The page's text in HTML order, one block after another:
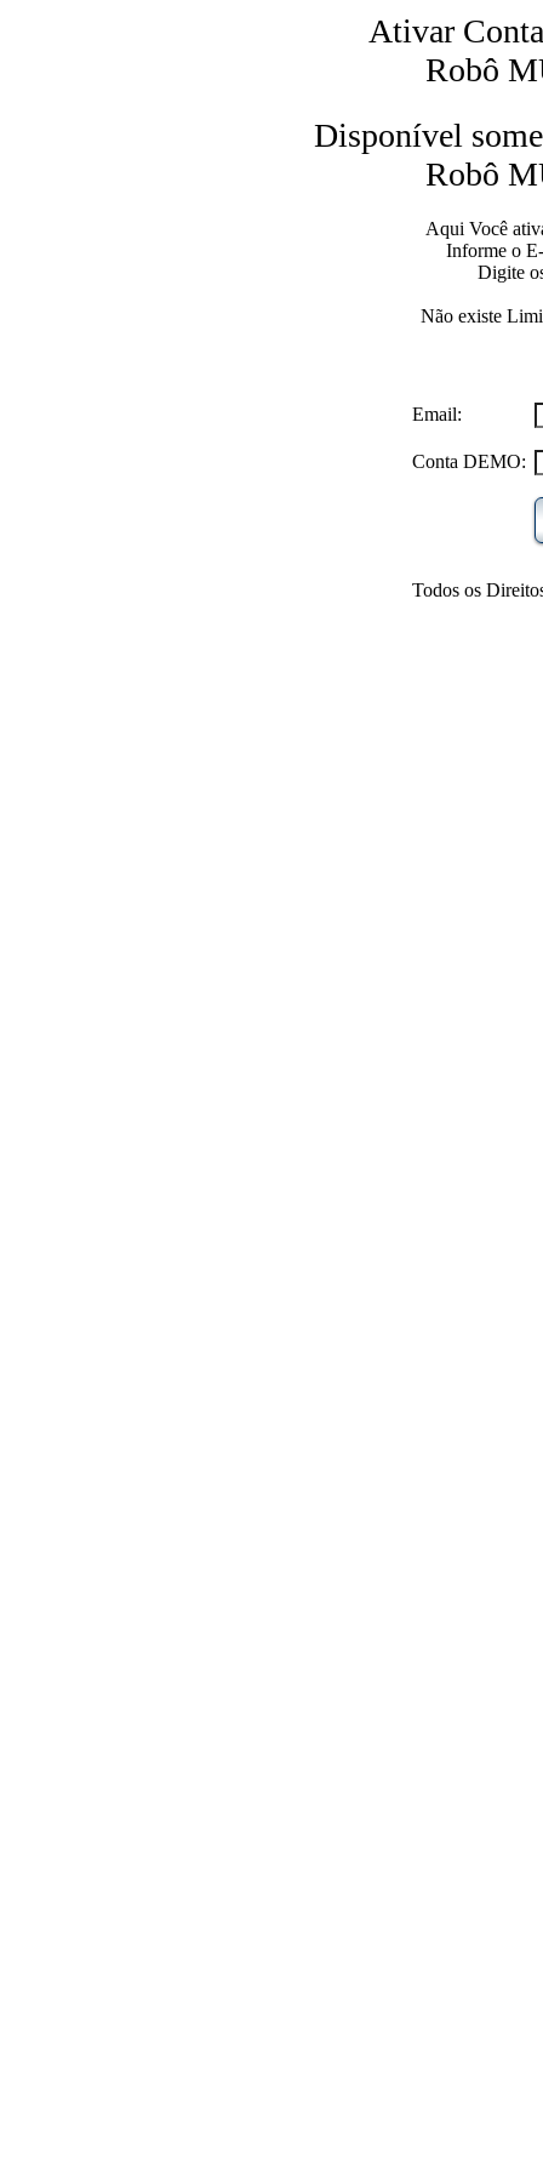
Ativar
Robô
Disponível
Robô
Aqui Você
Informe o
Digite
Não existe
Email:
Conta DEMO:
Todos os